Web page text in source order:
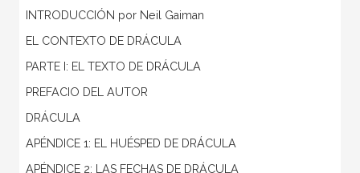
INTRODUCCIÓN por Neil Gaiman
EL CONTEXTO DE DRÁCULA
PARTE I: EL TEXTO DE DRÁCULA
PREFACIO DEL AUTOR
DRÁCULA
APÉNDICE 1: EL HUÉSPED DE DRÁCULA
APÉNDICE 2: LAS FECHAS DE DRÁCULA